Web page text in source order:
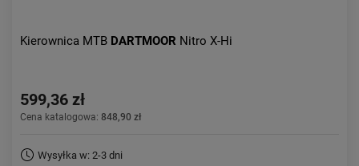
Kierownica MTB DARTMOOR Nitro X-Hi
599,36 zł
Cena katalogowa: 848,90 zł
Wysyłka w: 2-3 dni